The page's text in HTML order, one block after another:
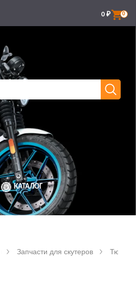
0
0 ₽
КАТАЛОГ
Запчасти для скутеров Тюнинг